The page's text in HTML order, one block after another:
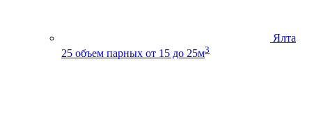
Ялта
25 объем парных от 15 до 25м3